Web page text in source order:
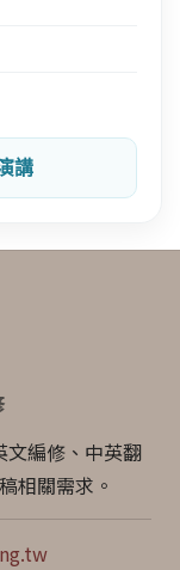
講
文編修、中英翻
相關需求。